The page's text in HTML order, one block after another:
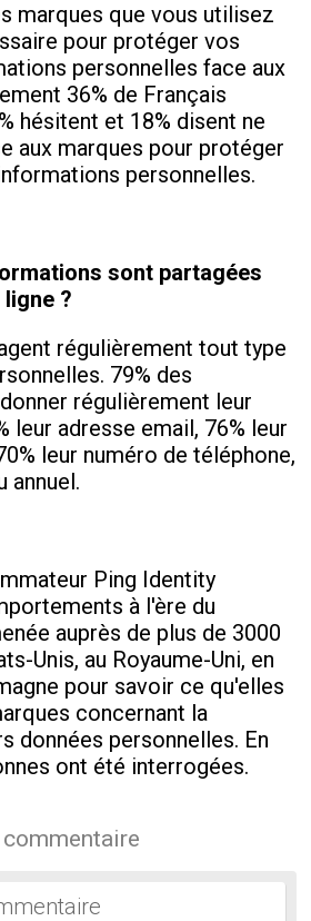
marques que vous utilisez
pour protéger vos
personnelles face aux
36% de Français
hésitent et 18% disent ne
aux marques pour protéger
personnelles.
sont partagées
?
régulièrement tout type
79% des
régulièrement leur
leur adresse email, 76% leur
leur numéro de téléphone,
annuel.
Ping Identity
à l'ère du
auprès de plus de 3000
Unis, au Royaume-Uni, en
pour savoir ce qu'elles
concernant la
données personnelles. En
ont été interrogées.
commentaire